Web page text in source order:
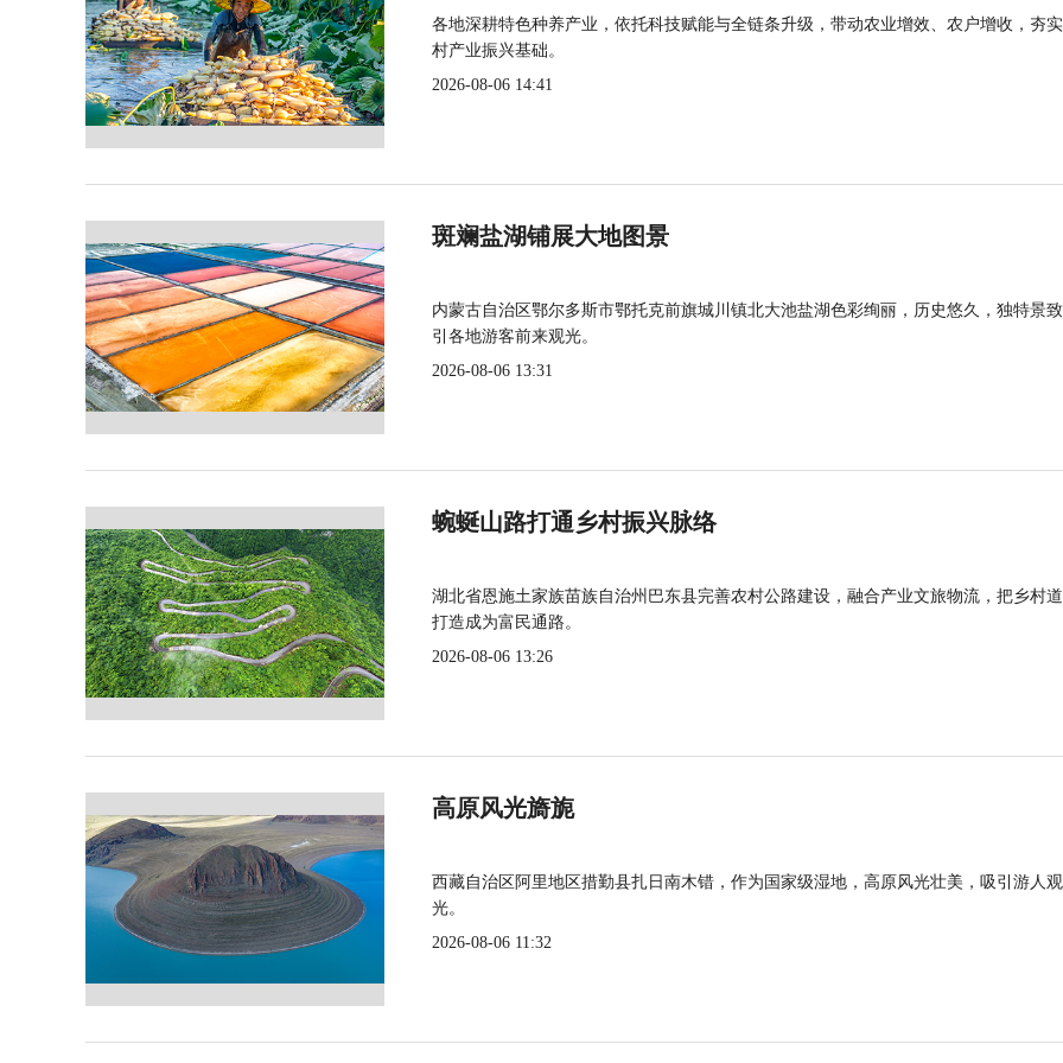
各地深耕特色种养产业，依托科技赋能与全链条升级，带动农业增效、农户增收，夯
村产业振兴基础。
2026-08-06 14:41
斑斓盐湖铺展大地图景
内蒙古自治区鄂尔多斯市鄂托克前旗城川镇北大池盐湖色彩绚丽，历史悠久，独特景
引各地游客前来观光。
2026-08-06 13:31
蜿蜒山路打通乡村振兴脉络
湖北省恩施土家族苗族自治州巴东县完善农村公路建设，融合产业文旅物流，把乡村
打造成为富民通路。
2026-08-06 13:26
高原风光旖旎
西藏自治区阿里地区措勤县扎日南木错，作为国家级湿地，高原风光壮美，吸引游人观
光。
2026-08-06 11:32